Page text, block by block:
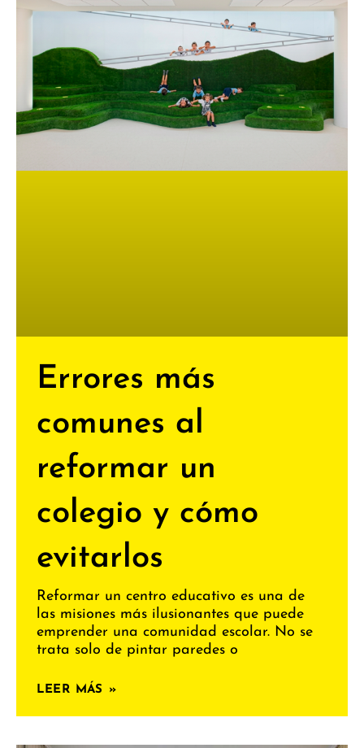
Errores más
comunes al
reformar un
colegio y cómo
evitarlos
Reformar un centro educativo es una de
las misiones más ilusionantes que puede
emprender una comunidad escolar. No se
trata solo de pintar paredes o
LEER MÁS »